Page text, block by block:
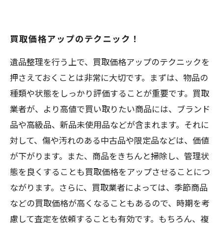
買取価格アップのテクニック！
遺品整理を行う上で、買取価格アップのテクニックを
押さえておくことは非常に大切です。まずは、物品の
種類や状態をしっかり評価することが重要です。買取
業者が、より高値で買い取りたい商品には、ブランド
品や高級品、新品未使用品などが含まれます。それに
対して、傷や汚れのある中古品や限定品などは、価値
が下がります。また、商品をきちんと掃除し、管理状
態を良くすることも買取価格をアップさせることにつ
ながります。さらに、買取業者によっては、季節商品
などの買取価格が高くなることもあるので、時期を考
慮して査定を依頼することも有効です。もちろん、複